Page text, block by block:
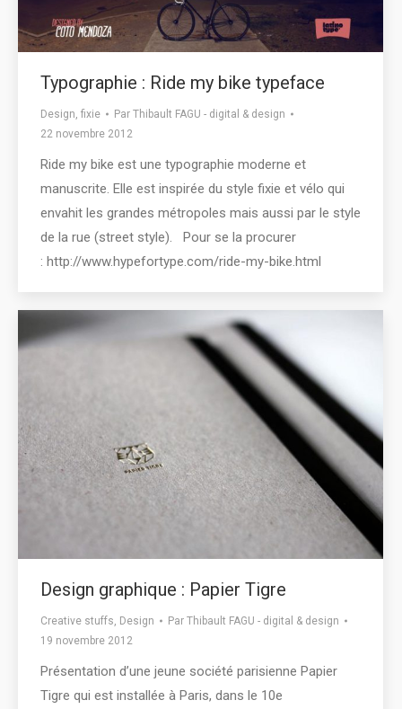
Typographie : Ride my bike typeface
Design, fixie Par Thibault FAGU - digital & design
22 novembre 2012
Ride my bike est une typographie moderne et
manuscrite. Elle est inspirée du style fixie et vélo qui
envahit les grandes métropoles mais aussi par le style
de la rue (street style). Pour se la procurer
: http://www.hypefortype.com/ride-my-bike.html
Design graphique : Papier Tigre
Creative stuffs, Design Par Thibault FAGU - digital & design
19 novembre 2012
Présentation d’une jeune société parisienne Papier
Tigre qui est installée à Paris, dans le 10e